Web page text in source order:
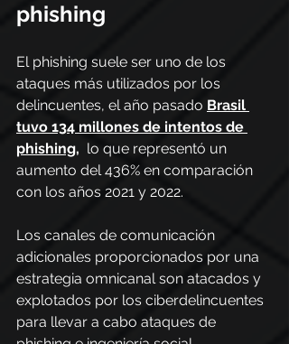
phishing
El phishing suele ser uno de los
ataques más utilizados por los
delincuentes, el año pasado Brasil
tuvo 134 millones de intentos de
phishing, lo que representó un
aumento del 436% en comparación
con los años 2021 y 2022.
Los canales de comunicación
adicionales proporcionados por una
estrategia omnicanal son atacados y
explotados por los ciberdelincuentes
para llevar a cabo ataques de